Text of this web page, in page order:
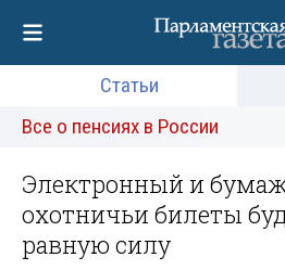
Статьи
Все о пенсиях в России
Электронный и
охотничьи билеты
равную силу